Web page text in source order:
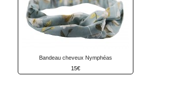
Bandeau cheveux Nymphéas
15